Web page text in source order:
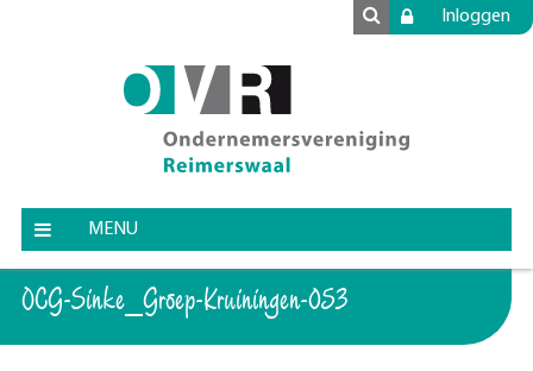
Inloggen
MENU
OCG-Sinke_Groep-Kruiningen-053